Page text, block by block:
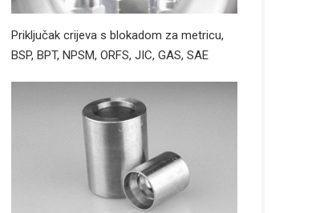
Priključak crijeva s blokadom za metricu,
BSP, BPT, NPSM, ORFS, JIC, GAS, SAE